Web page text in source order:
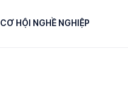
CƠ HỘI NGHỀ NGHIỆP